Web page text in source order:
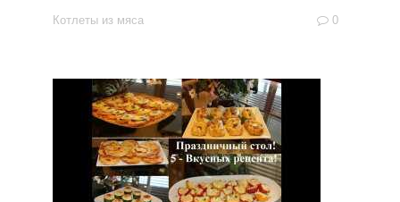
Котлеты из мяса 0